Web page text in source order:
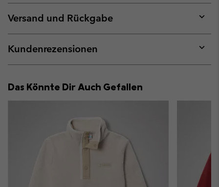
or
Versand und Rückgabe
or
Kundenrezensionen
or
Das Könnte Dir Auch Gefallen